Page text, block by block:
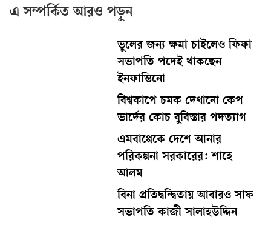
এ সম্পর্কিত আরও পড়ুন
ভুলের জন্য ক্ষমা চাইলেও ফিফা
সভাপতি পদেই থাকছেন
ইনফান্তিনো
বিশ্বকাপে চমক দেখানো কেপ
ভার্দের কোচ বুবিস্তার পদত্যাগ
এমবাপ্পেকে দেশে আনার
পরিকল্পনা সরকারের: শাহে
আলম
বিনা প্রতিদ্বন্দ্বিতায় আবারও সাফ
সভাপতি কাজী সালাহউদ্দিন